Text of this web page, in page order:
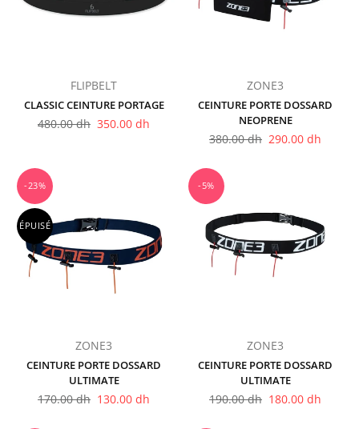
FLIPBELT
CLASSIC CEINTURE PORTAGE
Prix
480.00 dh 350.00 dh
ZONE3
CEINTURE PORTE DOSSARD
NEOPRENE
Prix
380.00 dh 290.00 dh
-23%
ÉPUISÉ
ZONE3
CEINTURE PORTE DOSSARD
ULTIMATE
Prix
170.00 dh 130.00 dh
-5%
ZONE3
CEINTURE PORTE DOSSARD
ULTIMATE
Prix
190.00 dh 180.00 dh